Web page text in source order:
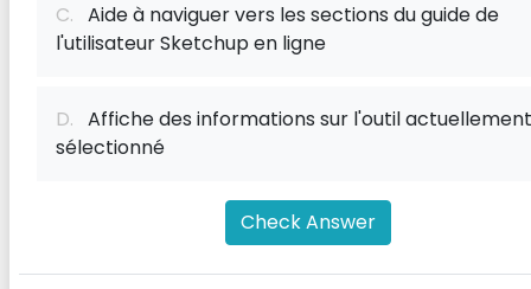
C. Aide à naviguer vers les sections du guide de
l'utilisateur Sketchup en ligne
D. Affiche des informations sur l'outil actuellement
sélectionné
Check Answer